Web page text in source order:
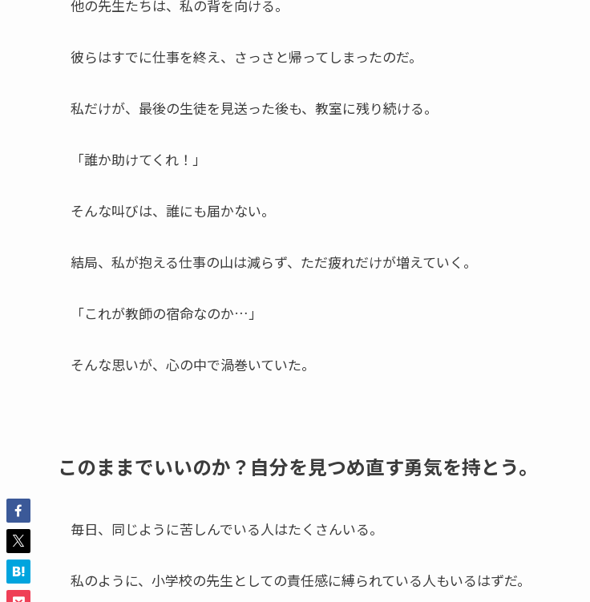
他の先生たちは、私の背を向ける。
彼らはすでに仕事を終え、さっさと帰ってしまったのだ。
私だけが、最後の生徒を見送った後も、教室に残り続ける。
「誰か助けてくれ！」
そんな叫びは、誰にも届かない。
結局、私が抱える仕事の山は減らず、ただ疲れだけが増えていく。
「これが教師の宿命なのか…」
そんな思いが、心の中で渦巻いていた。
このままでいいのか？自分を見つめ直す勇気を持とう。
毎日、同じように苦しんでいる人はたくさんいる。
私のように、小学校の先生としての責任感に縛られている人もいるはずだ。